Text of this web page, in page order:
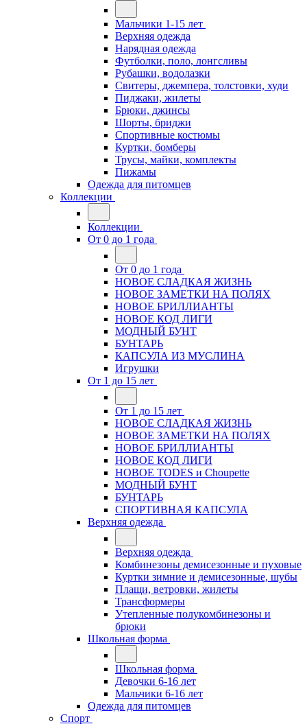
Мальчики 1-15 лет
Верхняя одежда
Нарядная одежда
Футболки, поло, лонгсливы
Рубашки, водолазки
Свитеры, джемпера, толстовки, худи
Пиджаки, жилеты
Брюки, джинсы
Шорты, бриджи
Спортивные костюмы
Куртки, бомберы
Трусы, майки, комплекты
Пижамы
Одежда для питомцев
Коллекции
Коллекции
От 0 до 1 года
От 0 до 1 года
НОВОЕ СЛАДКАЯ ЖИЗНЬ
НОВОЕ ЗАМЕТКИ НА ПОЛЯХ
НОВОЕ БРИЛЛИАНТЫ
НОВОЕ КОД ЛИГИ
МОДНЫЙ БУНТ
БУНТАРЬ
КАПСУЛА ИЗ МУСЛИНА
Игрушки
От 1 до 15 лет
От 1 до 15 лет
НОВОЕ СЛАДКАЯ ЖИЗНЬ
НОВОЕ ЗАМЕТКИ НА ПОЛЯХ
НОВОЕ БРИЛЛИАНТЫ
НОВОЕ КОД ЛИГИ
НОВОЕ TODES и Choupette
МОДНЫЙ БУНТ
БУНТАРЬ
СПОРТИВНАЯ КАПСУЛА
Верхняя одежда
Верхняя одежда
Комбинезоны демисезонные и пуховые
Куртки зимние и демисезонные, шубы
Плащи, ветровки, жилеты
Трансформеры
Утепленные полукомбинезоны и
брюки
Школьная форма
Школьная форма
Девочки 6-16 лет
Мальчики 6-16 лет
Одежда для питомцев
Спорт